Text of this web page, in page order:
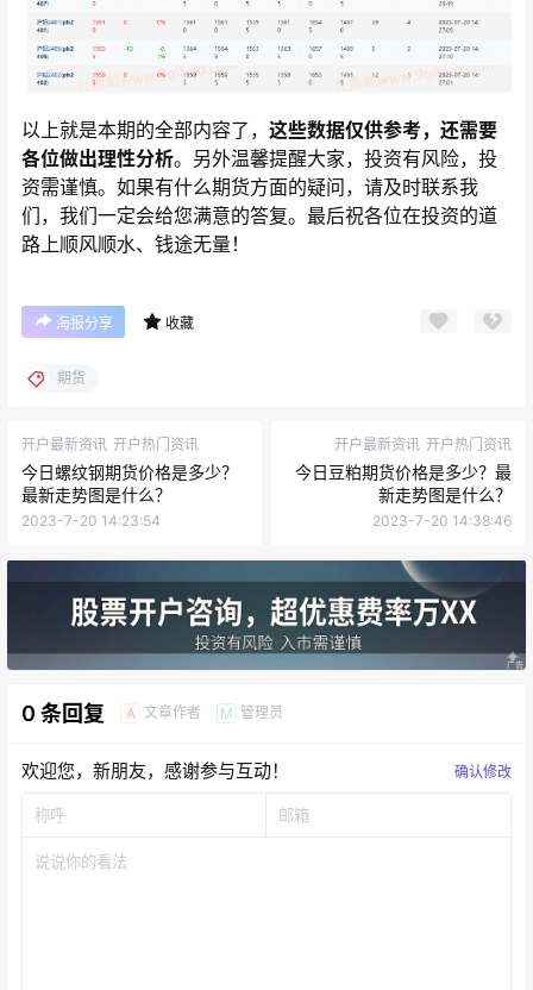
以上就是本期的全部内容了， 这些数据仅供参考，还需要
各位做出理性分析。另外温馨提醒大家，投资有风险，投
资需谨慎。如果有什么期货方面的疑问，请及时联系我
们，我们一定会给您满意的答复。最后祝各位在投资的道
路上顺风顺水、钱途无量！
海报分享 收藏
期货
开户最新资讯 开户热门资讯
今日螺纹钢期货价格是多少？
最新走势图是什么？
2023-7-20 14:23:54
开户最新资讯 开户热门资讯
今日豆粕期货价格是多少？最
新走势图是什么？
2023-7-20 14:38:46
0 条回复 A 文章作者 M 管理员
欢迎您，新朋友，感谢参与互动！ 确认修改